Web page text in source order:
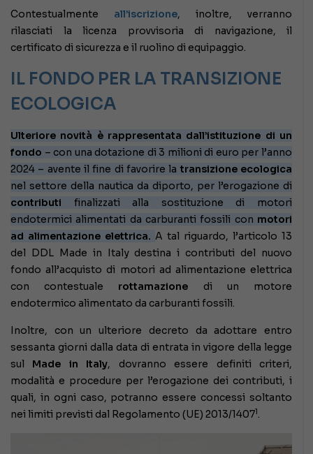
Contestualmente all’iscrizione, inoltre, verranno
rilasciati la licenza provvisoria di navigazione, il
certificato di sicurezza e il ruolino di equipaggio.
IL FONDO PER LA TRANSIZIONE
ECOLOGICA
Ulteriore novità è rappresentata dall’istituzione di un
fondo – con una dotazione di 3 milioni di euro per l’anno
2024 – avente il fine di favorire la transizione ecologica
nel settore della nautica da diporto, per l’erogazione di
contributi finalizzati alla sostituzione di motori
endotermici alimentati da carburanti fossili con motori
ad alimentazione elettrica. A tal riguardo, l’articolo 13
del DDL Made in Italy destina i contributi del nuovo
fondo all’acquisto di motori ad alimentazione elettrica
con contestuale rottamazione di un motore
endotermico alimentato da carburanti fossili.
Inoltre, con un ulteriore decreto da adottare entro
sessanta giorni dalla data di entrata in vigore della legge
sul Made in Italy, dovranno essere definiti criteri,
modalità e procedure per l’erogazione dei contributi, i
quali, in ogni caso, potranno essere concessi soltanto
nei limiti previsti dal Regolamento (UE) 2013/14071.